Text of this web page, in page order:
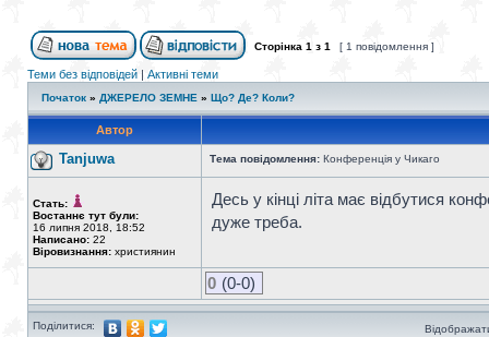
Сторінка 1 з 1 [ 1 повідомлення ]
Теми без відповідей | Активні теми
Початок » ДЖЕРЕЛО ЗЕМНЕ » Що? Де? Коли?
Автор
Tanjuwa Тема повідомлення: Конференція у Чикаго
Стать:
Востаннє тут були:
16 липня 2018, 18:52
Написано: 22
Віровизнання: християнин
Десь у кінці літа має відбутися
дуже треба.
0 (0-0)
Поділитися: